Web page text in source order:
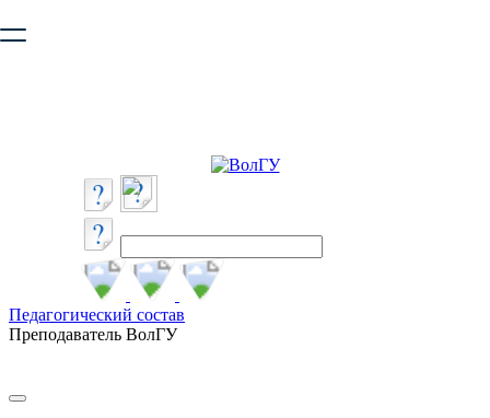
безопасную работу с сайтом. Пожалуйста
Педагогический состав
Преподаватель ВолГУ